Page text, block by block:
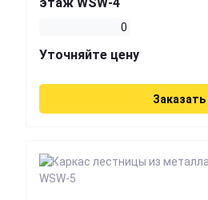
0
Уточняйте цену
Заказать